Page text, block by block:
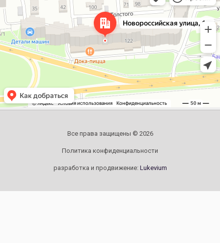
Все права защищены © 2026
Политика конфиденциальности
разработка и продвижение: Lukevium